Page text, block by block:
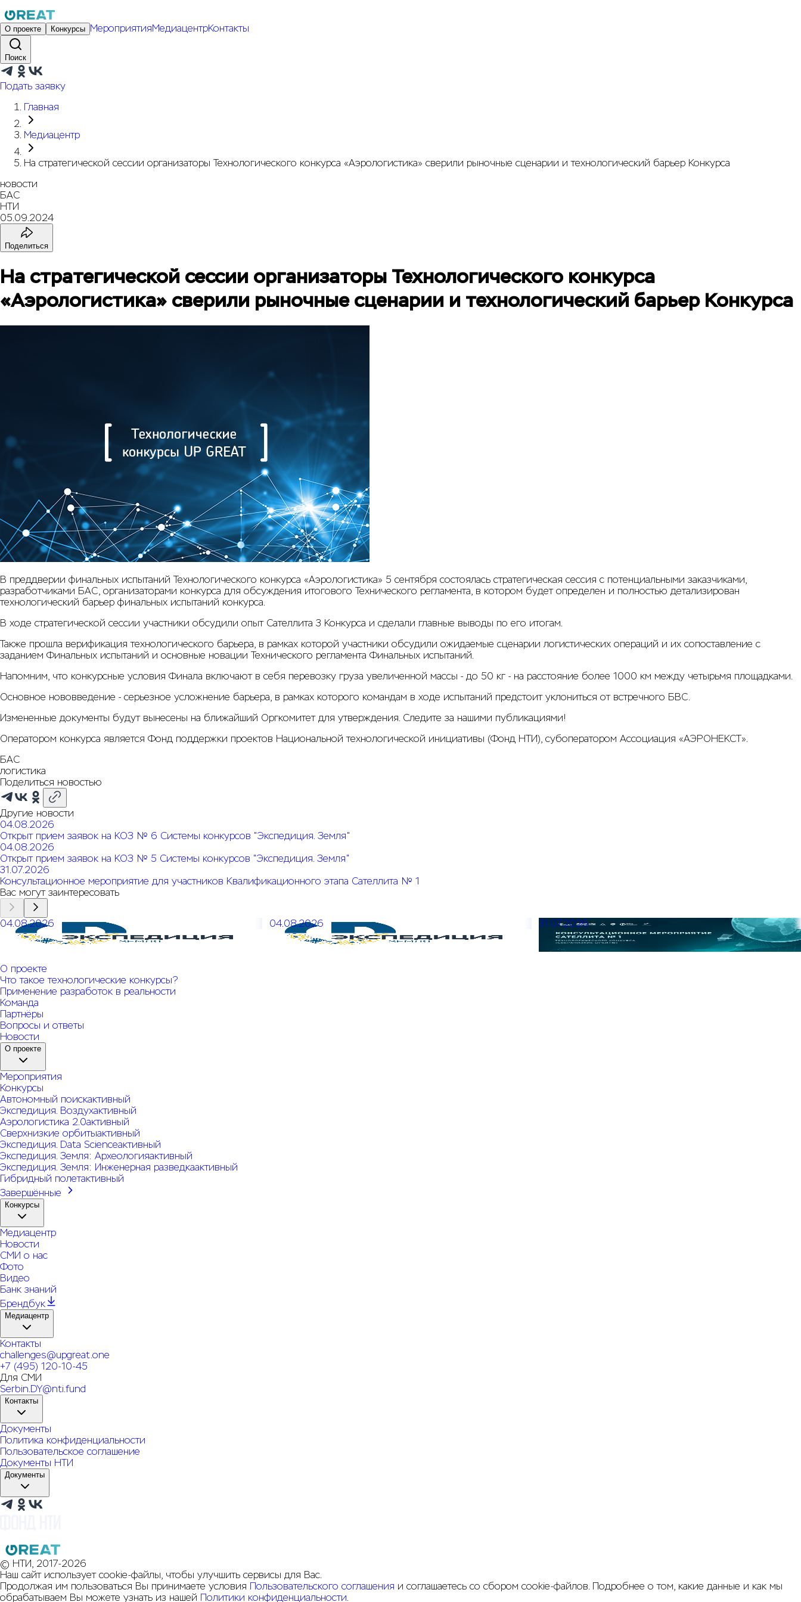
О проекте Конкурсы МероприятияМедиацентрКонтакты
Поиск
Подать заявку
Главная
Медиацентр
На стратегической сессии организаторы Технологического конкурса «Аэрологистика» сверили рыночные сценарии и технологический барьер Конкурса
новости
БАС
НТИ
05.09.2024
Поделиться
На стратегической сессии организаторы Технологического конкурса
«Аэрологистика» сверили рыночные сценарии и технологический барьер Конкурса
В преддверии финальных испытаний Технологического конкурса «Аэрологистика» 5 сентября состоялась стратегическая сессия с потенциальными заказчиками,
разработчиками БАС, организаторами конкурса для обсуждения итогового Технического регламента, в котором будет определен и полностью детализирован
технологический барьер финальных испытаний конкурса.
В ходе стратегической сессии участники обсудили опыт Сателлита 3 Конкурса и сделали главные выводы по его итогам.
Также прошла верификация технологического барьера, в рамках которой участники обсудили ожидаемые сценарии логистических операций и их сопоставление с
заданием Финальных испытаний и основные новации Технического регламента Финальных испытаний.
Напомним, что конкурсные условия Финала включают в себя перевозку груза увеличенной массы - до 50 кг - на расстояние более 1000 км между четырьмя площадками.
Основное нововведение - серьезное усложнение барьера, в рамках которого командам в ходе испытаний предстоит уклониться от встречного БВС.
Измененные документы будут вынесены на ближайший Оргкомитет для утверждения. Следите за нашими публикациями!
Оператором конкурса является Фонд поддержки проектов Национальной технологической инициативы (Фонд НТИ), субоператором Ассоциация «АЭРОНЕКСТ».
БАС
логистика
Поделиться новостью
Другие новости
04.08.2026
Открыт прием заявок на КОЗ № 6 Системы конкурсов "Экспедиция. Земля"
04.08.2026
Открыт прием заявок на КОЗ № 5 Системы конкурсов "Экспедиция. Земля"
31.07.2026
Консультационное мероприятие для участников Квалификационного этапа Сателлита № 1
Вас могут заинтересовать
04.08.2026
Открыт прием заявок на КОЗ № 6 Системы конкурсов
"Экспедиция. Земля"
04.08.2026
Открыт прием заявок на КОЗ № 5 Системы конкурсов
"Экспедиция. Земля"
31.07.2026
Консультационное мероприятие для участников
Квалификационного этапа Сателлита № 1
О проекте
Что такое технологические конкурсы?
Применение разработок в реальности
Команда
Партнёры
Вопросы и ответы
Новости
О проекте
Мероприятия
Конкурсы
Автономный поискактивный
Экспедиция. Воздухактивный
Аэрологистика 2.0активный
Сверхнизкие орбитыактивный
Экспедиция. Data Scienceактивный
Экспедиция. Земля: Археологияактивный
Экспедиция. Земля: Инженерная разведкаактивный
Гибридный полетактивный
Завершённые
Конкурсы
Медиацентр
Новости
СМИ о нас
Фото
Видео
Банк знаний
Брендбук
Медиацентр
Контакты
challenges@upgreat.one
+7 (495) 120-10-45
Для СМИ
Serbin.DY@nti.fund
Контакты
Документы
Политика конфиденциальности
Пользовательское соглашение
Документы НТИ
Документы
© НТИ, 2017-2026
Наш сайт использует cookie-файлы, чтобы улучшить сервисы для Вас.
Продолжая им пользоваться Вы принимаете условия Пользовательского соглашения и соглашаетесь со сбором cookie-файлов. Подробнее о том, какие данные и как мы
обрабатываем Вы можете узнать из нашей Политики конфиденциальности.